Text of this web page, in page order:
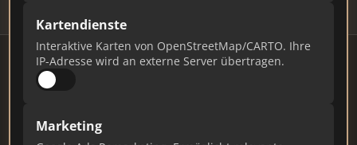
Kartendienste
Interaktive Karten von OpenStreetMap/CARTO. Ihre
IP-Adresse wird an externe Server übertragen.
Marketing